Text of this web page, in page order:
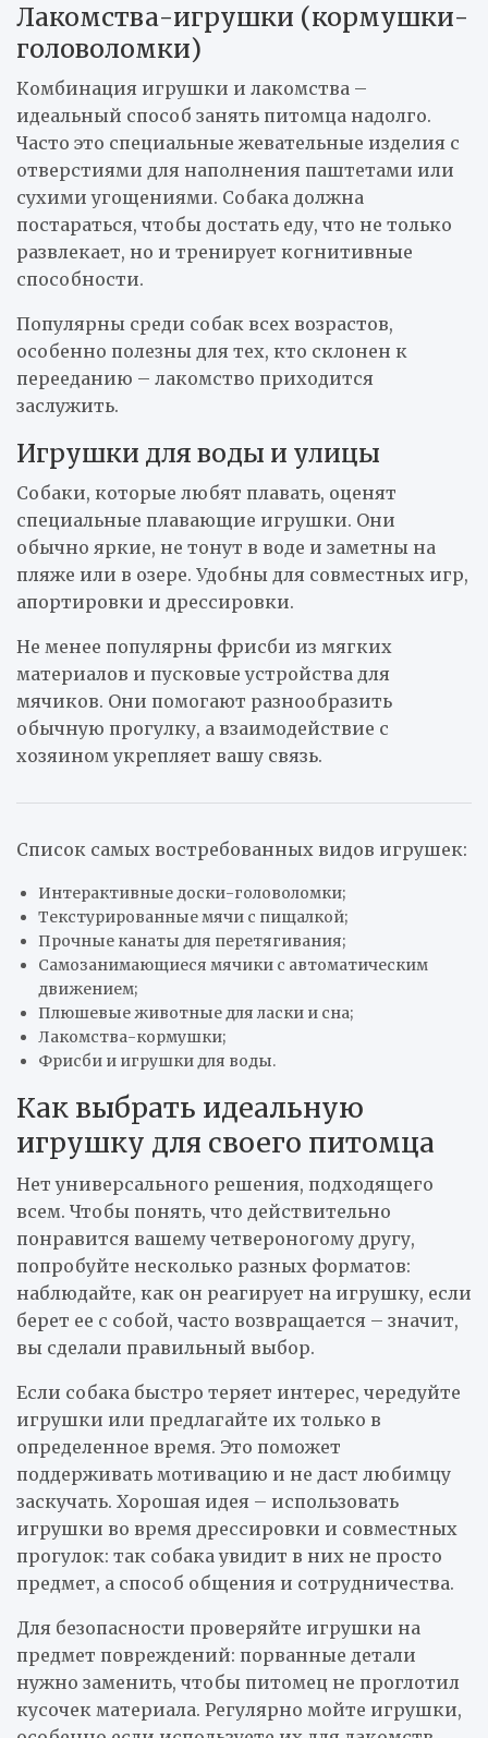
Лакомства-игрушки (кормушки-
головоломки)
Комбинация игрушки и лакомства –
идеальный способ занять питомца надолго.
Часто это специальные жевательные изделия с
отверстиями для наполнения паштетами или
сухими угощениями. Собака должна
постараться, чтобы достать еду, что не только
развлекает, но и тренирует когнитивные
способности.
Популярны среди собак всех возрастов,
особенно полезны для тех, кто склонен к
перееданию – лакомство приходится
заслужить.
Игрушки для воды и улицы
Собаки, которые любят плавать, оценят
специальные плавающие игрушки. Они
обычно яркие, не тонут в воде и заметны на
пляже или в озере. Удобны для совместных игр,
апортировки и дрессировки.
Не менее популярны фрисби из мягких
материалов и пусковые устройства для
мячиков. Они помогают разнообразить
обычную прогулку, а взаимодействие с
хозяином укрепляет вашу связь.
Список самых востребованных видов игрушек:
Интерактивные доски-головоломки;
Текстурированные мячи с пищалкой;
Прочные канаты для перетягивания;
Самозанимающиеся мячики с автоматическим
движением;
Плюшевые животные для ласки и сна;
Лакомства-кормушки;
Фрисби и игрушки для воды.
Как выбрать идеальную
игрушку для своего питомца
Нет универсального решения, подходящего
всем. Чтобы понять, что действительно
понравится вашему четвероногому другу,
попробуйте несколько разных форматов:
наблюдайте, как он реагирует на игрушку, если
берет ее с собой, часто возвращается – значит,
вы сделали правильный выбор.
Если собака быстро теряет интерес, чередуйте
игрушки или предлагайте их только в
определенное время. Это поможет
поддерживать мотивацию и не даст любимцу
заскучать. Хорошая идея – использовать
игрушки во время дрессировки и совместных
прогулок: так собака увидит в них не просто
предмет, а способ общения и сотрудничества.
Для безопасности проверяйте игрушки на
предмет повреждений: порванные детали
нужно заменить, чтобы питомец не проглотил
кусочек материала. Регулярно мойте игрушки,